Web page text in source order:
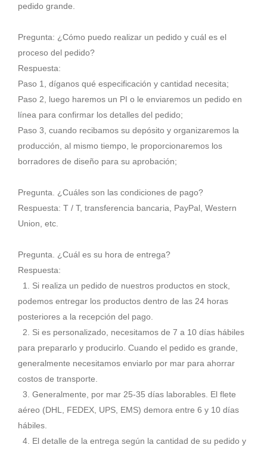
pedido grande.
Pregunta: ¿Cómo puedo realizar un pedido y cuál es el
proceso del pedido?
Respuesta:
Paso 1, díganos qué especificación y cantidad necesita;
Paso 2, luego haremos un PI o le enviaremos un pedido en
línea para confirmar los detalles del pedido;
Paso 3, cuando recibamos su depósito y organizaremos la
producción, al mismo tiempo, le proporcionaremos los
borradores de diseño para su aprobación;
Pregunta. ¿Cuáles son las condiciones de pago?
Respuesta: T / T, transferencia bancaria, PayPal, Western
Union, etc.
Pregunta. ¿Cuál es su hora de entrega?
Respuesta:
1. Si realiza un pedido de nuestros productos en stock,
podemos entregar los productos dentro de las 24 horas
posteriores a la recepción del pago.
2. Si es personalizado, necesitamos de 7 a 10 días hábiles
para prepararlo y producirlo. Cuando el pedido es grande,
generalmente necesitamos enviarlo por mar para ahorrar
costos de transporte.
3. Generalmente, por mar 25-35 días laborables. El flete
aéreo (DHL, FEDEX, UPS, EMS) demora entre 6 y 10 días
hábiles.
4. El detalle de la entrega según la cantidad de su pedido y